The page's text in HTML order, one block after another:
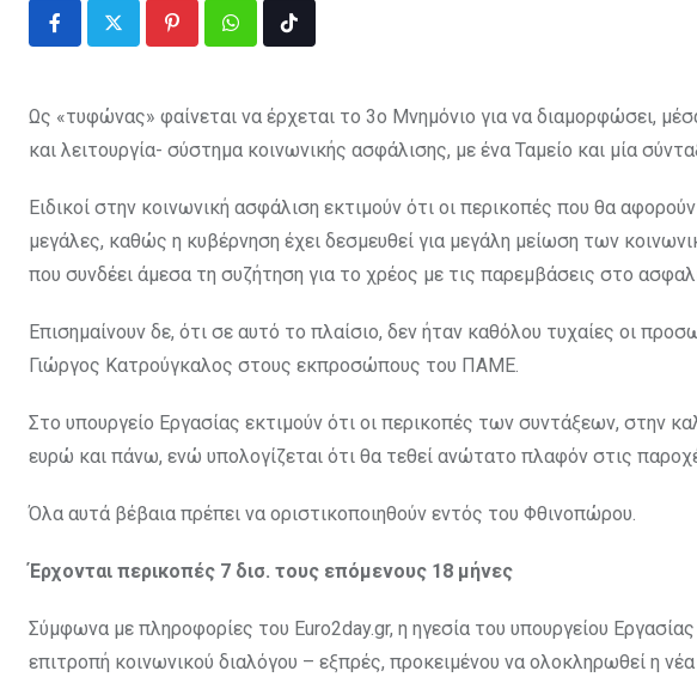
PinterestWhatsappTiktok
Ως «τυφώνας» φαίνεται να έρχεται το 3ο Μνημόνιο για να διαμορφώσει,
και λειτουργία- σύστημα κοινωνικής ασφάλισης, με ένα Ταμείο και μία
Ειδικοί στην κοινωνική ασφάλιση εκτιμούν ότι οι περικοπές που θα
μεγάλες, καθώς η κυβέρνηση έχει δεσμευθεί για μεγάλη μείωση των
που συνδέει άμεσα τη συζήτηση για το χρέος με τις παρεμβάσεις στο
Επισημαίνουν δε, ότι σε αυτό το πλαίσιο, δεν ήταν καθόλου τυχαίες οι
Γιώργος Κατρούγκαλος στους εκπροσώπους του ΠΑΜΕ.
Στο υπουργείο Εργασίας εκτιμούν ότι οι περικοπές των συντάξεων, στην
ευρώ και πάνω, ενώ υπολογίζεται ότι θα τεθεί ανώτατο πλαφόν στις
Όλα αυτά βέβαια πρέπει να οριστικοποιηθούν εντός του Φθινοπώρου.
Έρχονται περικοπές 7 δισ. τους επόμενους 18 μήνες
Σύμφωνα με πληροφορίες του Εuro2day.gr, η ηγεσία του υπουργείου
επιτροπή κοινωνικού διαλόγου – εξπρές, προκειμένου να ολοκληρωθεί η